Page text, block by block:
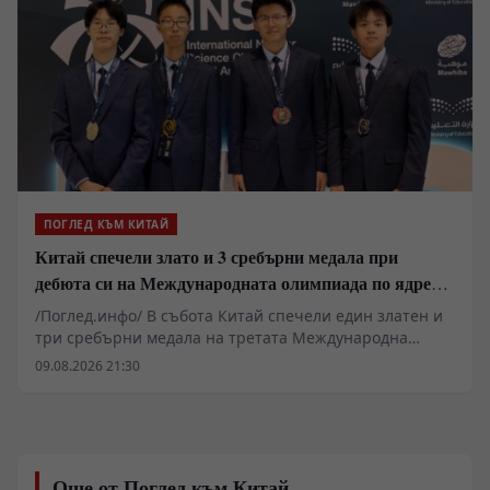
комисионни и ексклузивни спонсорски пакети,
местните общини и данъкоплатци поеха цялата
тежест по сигурността, транспорта и
инфраструктурата без достъп до търговските потоци.
ПОГЛЕД КЪМ КИТАЙ
Китай спечели злато и 3 сребърни медала при
дебюта си на Международната олимпиада по ядрена
наука
/Поглед.инфо/ В събота Китай спечели един златен и
три сребърни медала на третата Международна
олимпиада по ядрена наука в Джеда, Саудитска
09.08.2026 21:30